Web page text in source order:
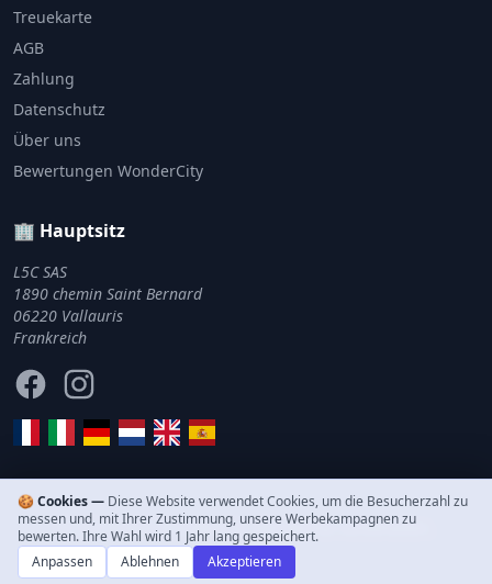
Treuekarte
AGB
Zahlung
Datenschutz
Über uns
Bewertungen WonderCity
🏢 Hauptsitz
L5C SAS
1890 chemin Saint Bernard
06220 Vallauris
Frankreich
FacebookInstagram
© 2011–2026 WonderCity. Alle Rechte vorbehalten.
🍪 Cookies — Diese Website verwendet Cookies, um die Besucherzahl zu
messen und, mit Ihrer Zustimmung, unsere Werbekampagnen zu
bewerten. Ihre Wahl wird 1 Jahr lang gespeichert.
Anpassen
Ablehnen Akzeptieren